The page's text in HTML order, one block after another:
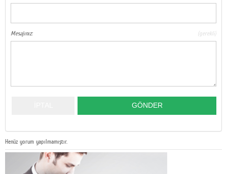
Mesajınız: (gerekli)
Henüz yorum yapılmamıştır.